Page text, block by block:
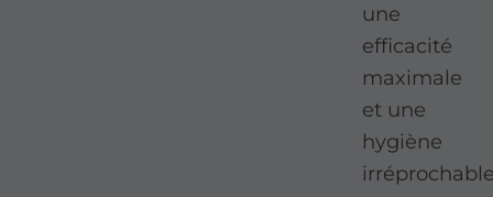
une
efficacité
maximale
et une
hygiène